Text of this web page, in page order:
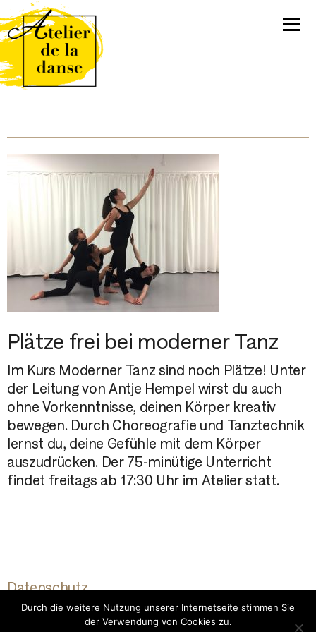
Plätze frei bei moderner Tanz
Im Kurs Moderner Tanz sind noch Plätze! Unter
der Leitung von Antje Hempel wirst du auch
ohne Vorkenntnisse, deinen Körper kreativ
bewegen. Durch Choreografie und Tanztechnik
lernst du, deine Gefühle mit dem Körper
auszudrücken. Der 75-minütige Unterricht
findet freitags ab 17:30 Uhr im Atelier statt.
Datenschutz
Impressum
Durch die weitere Nutzung unserer Internetseite stimmen Sie
der Verwendung von Cookies zu.